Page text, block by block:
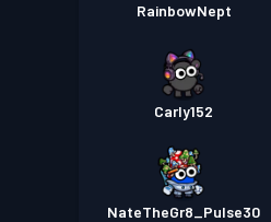
RainbowNept
Carly152
NateTheGr8_Pulse30